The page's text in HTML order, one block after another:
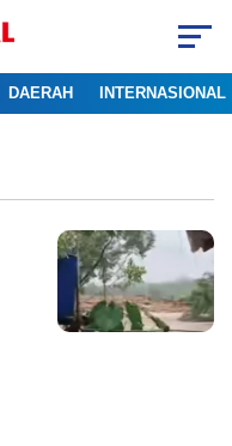
DAERAH INTERNASIONAL